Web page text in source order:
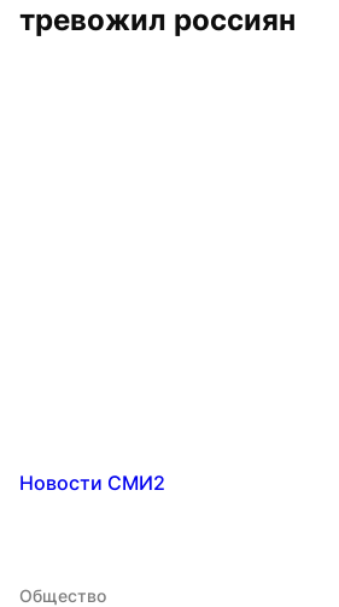
тревожил россиян
Новости СМИ2
Общество